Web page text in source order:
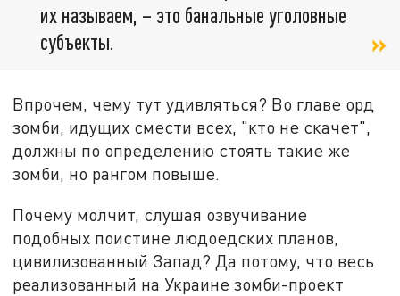
их называем, – это банальные уголовные
субъекты.
Впрочем, чему тут удивляться? Во главе орд
зомби, идущих смести всех, "кто не скачет",
должны по определению стоять такие же
зомби, но рангом повыше.
Почему молчит, слушая озвучивание
подобных поистине людоедских планов,
цивилизованный Запад? Да потому, что весь
реализованный на Украине зомби-проект